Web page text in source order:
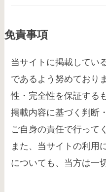
免責事項
当サイトに掲載してい
であるよう努めており
性・完全性を保証する
掲載内容に基づく判断
ご自身の責任で行って
また、当サイトの利用
についても、当方は一